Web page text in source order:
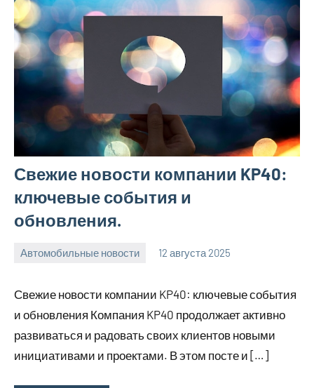
Свежие новости компании KP40:
ключевые события и
обновления.
Автомобильные новости 12 августа 2025
Свежие новости компании KP40: ключевые события
и обновления Компания KP40 продолжает активно
развиваться и радовать своих клиентов новыми
инициативами и проектами. В этом посте и […]